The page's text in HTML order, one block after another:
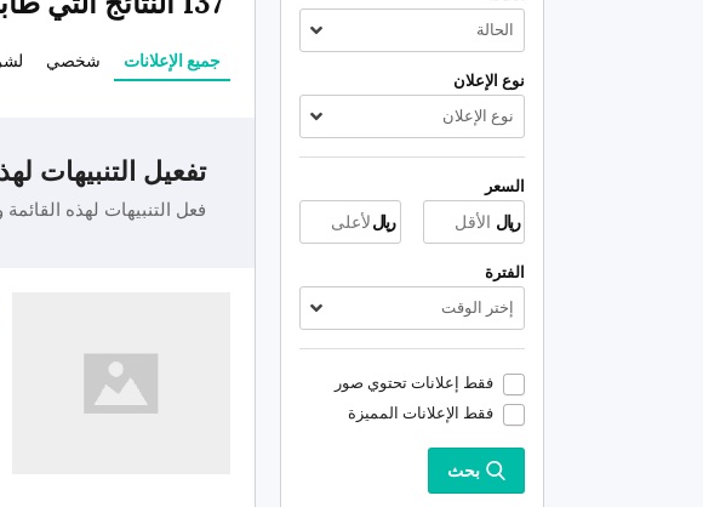
الحالة
نوع الإعلان
نوع الإعلان
السعر
ريال ريال
الفترة
إختر الوقت
فقط إعلانات تحتوي صور
فقط الإعلانات المميزة
بحث
جميع الإعلانات شخصي
تفعيل التنبيهات
فعل التنبيهات لهذه